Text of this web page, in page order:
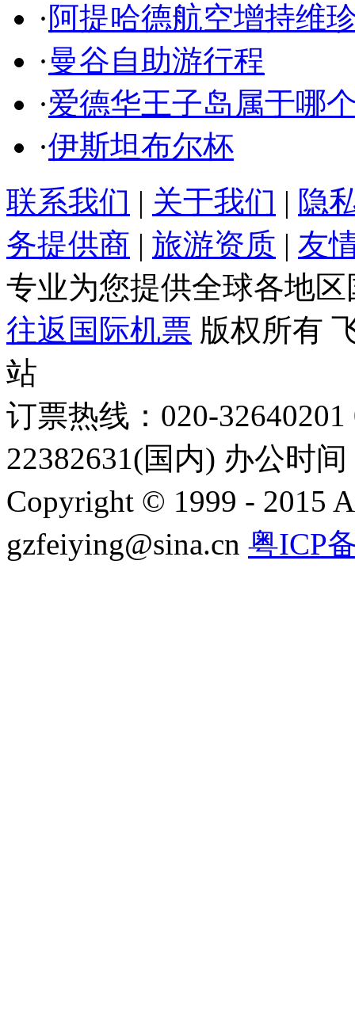
·阿提哈德航空增持维
·曼谷自助游行程
·爱德华王子岛属于哪
·伊斯坦布尔杯
联系我们 | 关于我们 | 隐
务提供商 | 旅游资质 | 友
专业为您提供全球各地
往返国际机票 版权所有
站
订票热线：020-
22382631(国内) 办公时
Copyright © 1999 - 2015
gzfeiying@sina.cn 粤ICP